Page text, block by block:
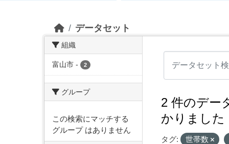
データセット
組織
富山市 - 2
グループ
この検索にマッチする
グループ はありません
2 件のデー
かりました
タグ: 世帯数